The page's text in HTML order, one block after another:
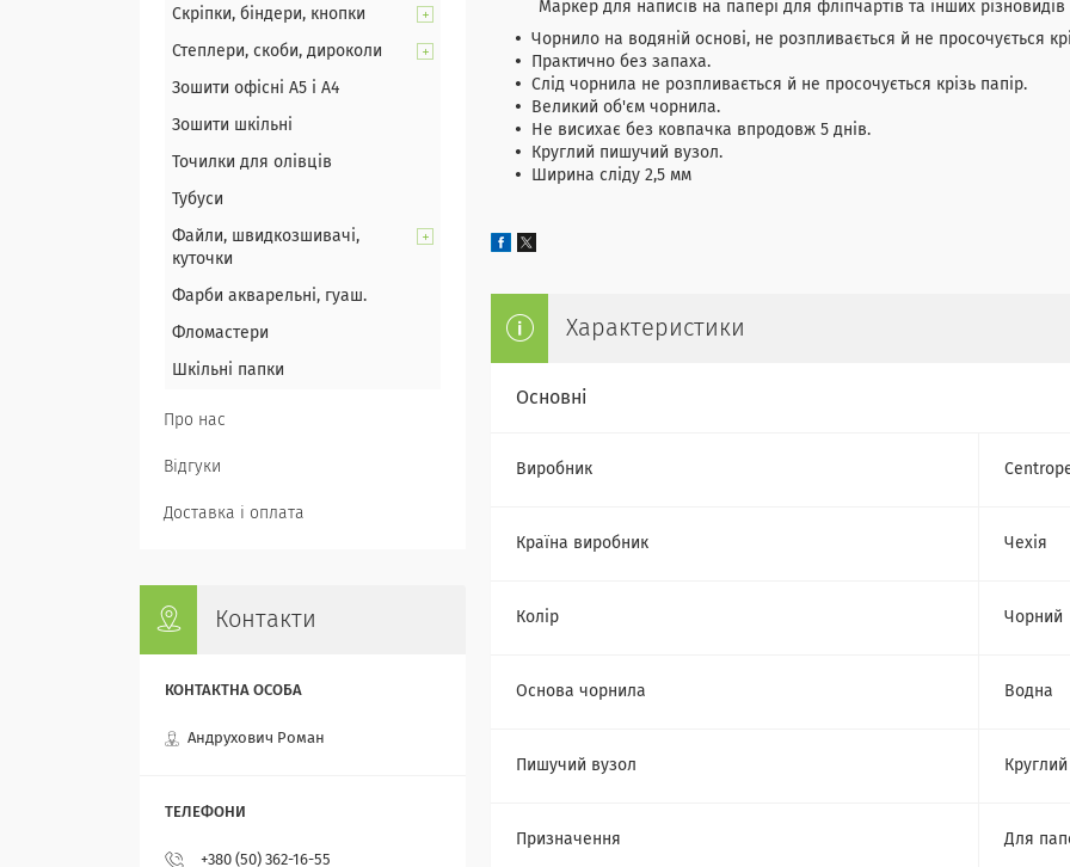
Маркер для написів на папері для фліпчартів та інших різновидів
Чорнило на водяній основі, не розпливається й не просочується
Практично без запаха.
Слід чорнила не розпливається й не просочується крізь папір.
Великий об'єм чорнила.
Не висихає без ковпачка впродовж 5 днів.
Круглий пишучий вузол.
Ширина сліду 2,5 мм
Характеристики
Основні
Виробник
Країна виробник Чехія
Колір Чорний
Основа чорнила Водна
Пишучий вузол Круглий
Призначення Для
Скріпки, біндери, кнопки
Степлери, скоби, дироколи
Зошити офісні А5 і А4
Зошити шкільні
Точилки для олівців
Тубуси
Файли, швидкозшивачі,
куточки
Фарби акварельні, гуаш.
Фломастери
Шкільні папки
Про нас
Відгуки
Доставка і оплата
Контакти
Андрухович Роман
+380 (50) 362-16-55